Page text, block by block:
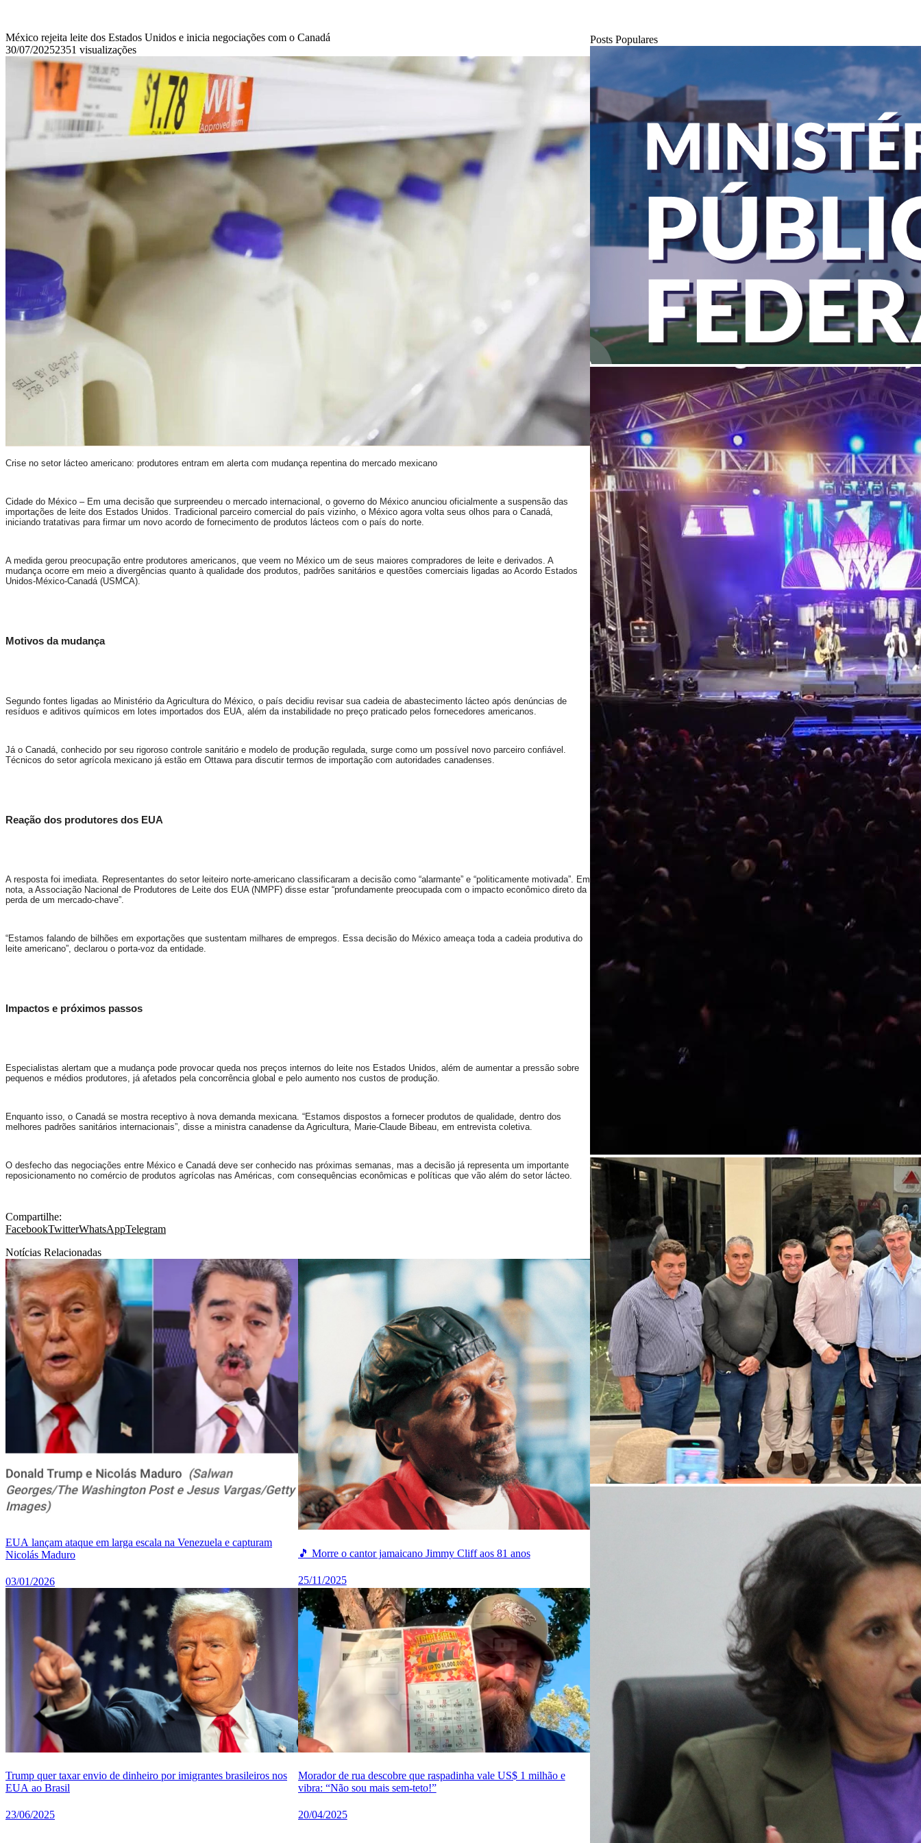
México rejeita leite dos Estados Unidos e inicia negociações com o Canadá
30/07/20252351 visualizações
Crise no setor lácteo americano: produtores entram em alerta com mudança repentina do mercado mexicano
Cidade do México – Em uma decisão que surpreendeu o mercado internacional, o governo do México anunciou oficialmente a suspensão das
importações de leite dos Estados Unidos. Tradicional parceiro comercial do país vizinho, o México agora volta seus olhos para o Canadá,
iniciando tratativas para firmar um novo acordo de fornecimento de produtos lácteos com o país do norte.
A medida gerou preocupação entre produtores americanos, que veem no México um de seus maiores compradores de leite e derivados. A
mudança ocorre em meio a divergências quanto à qualidade dos produtos, padrões sanitários e questões comerciais ligadas ao Acordo Estados
Unidos-México-Canadá (USMCA).
Motivos da mudança
Segundo fontes ligadas ao Ministério da Agricultura do México, o país decidiu revisar sua cadeia de abastecimento lácteo após denúncias de
resíduos e aditivos químicos em lotes importados dos EUA, além da instabilidade no preço praticado pelos fornecedores americanos.
Já o Canadá, conhecido por seu rigoroso controle sanitário e modelo de produção regulada, surge como um possível novo parceiro confiável.
Técnicos do setor agrícola mexicano já estão em Ottawa para discutir termos de importação com autoridades canadenses.
Reação dos produtores dos EUA
A resposta foi imediata. Representantes do setor leiteiro norte-americano classificaram a decisão como “alarmante” e “politicamente motivada”. Em
nota, a Associação Nacional de Produtores de Leite dos EUA (NMPF) disse estar “profundamente preocupada com o impacto econômico direto da
perda de um mercado-chave”.
“Estamos falando de bilhões em exportações que sustentam milhares de empregos. Essa decisão do México ameaça toda a cadeia produtiva do
leite americano”, declarou o porta-voz da entidade.
Impactos e próximos passos
Especialistas alertam que a mudança pode provocar queda nos preços internos do leite nos Estados Unidos, além de aumentar a pressão sobre
pequenos e médios produtores, já afetados pela concorrência global e pelo aumento nos custos de produção.
Enquanto isso, o Canadá se mostra receptivo à nova demanda mexicana. “Estamos dispostos a fornecer produtos de qualidade, dentro dos
melhores padrões sanitários internacionais”, disse a ministra canadense da Agricultura, Marie-Claude Bibeau, em entrevista coletiva.
O desfecho das negociações entre México e Canadá deve ser conhecido nas próximas semanas, mas a decisão já representa um importante
reposicionamento no comércio de produtos agrícolas nas Américas, com consequências econômicas e políticas que vão além do setor lácteo.
Compartilhe:
FacebookTwitterWhatsAppTelegram
Notícias Relacionadas
EUA lançam ataque em larga escala na Venezuela e capturam
Nicolás Maduro
03/01/2026
🎵 Morre o cantor jamaicano Jimmy Cliff aos 81 anos
25/11/2025
Trump quer taxar envio de dinheiro por imigrantes brasileiros nos
EUA ao Brasil
23/06/2025
Morador de rua descobre que raspadinha vale US$ 1 milhão e
vibra: “Não sou mais sem-teto!”
20/04/2025
Posts Populares